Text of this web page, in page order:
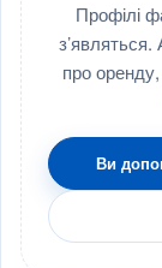
Профілі
з’являться.
про
Ви